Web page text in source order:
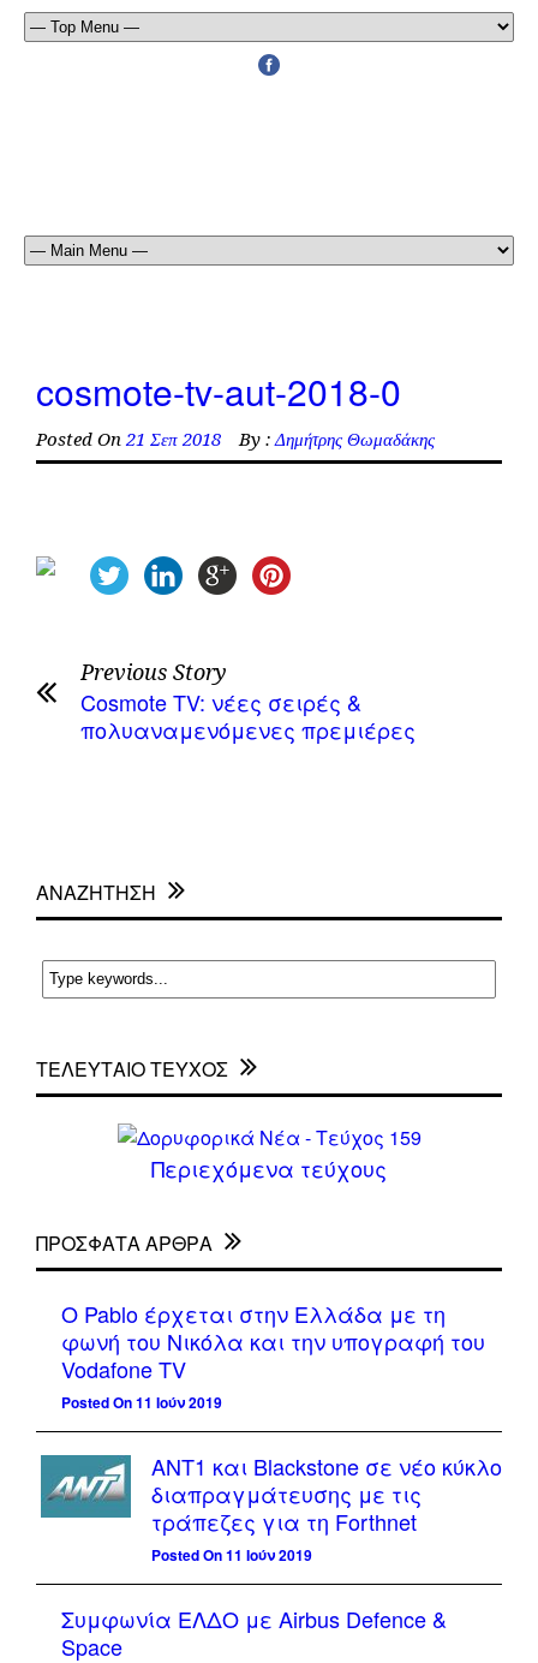
cosmote-tv-aut-2018-0
Posted On 21 Σεπ 2018 By : Δημήτρης Θωμαδάκης
Previous Story
Cosmote TV: νέες σειρές &
πολυαναμενόμενες πρεμιέρες
ΑΝΑΖΗΤΗΣΗ
ΤΕΛΕΥΤΑΙΟ ΤΕΥΧΟΣ
Περιεχόμενα τεύχους
ΠΡΌΣΦΑΤΑ ΆΡΘΡΑ
Ο Pablo έρχεται στην Ελλάδα με τη
φωνή του Νικόλα και την υπογραφή του
Vodafone TV
Posted On 11 Ιούν 2019
ΑΝΤ1 και Blackstone σε νέο κύκλο
διαπραγμάτευσης με τις
τράπεζες για τη Forthnet
Posted On 11 Ιούν 2019
Συμφωνία ΕΛΔΟ με Airbus Defence &
Space